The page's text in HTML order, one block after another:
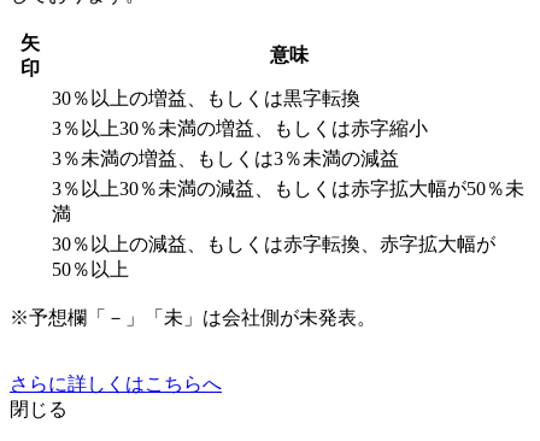
矢
印
意味
30％以上の増益、もしくは黒字転換
3％以上30％未満の増益、もしくは赤字縮小
3％未満の増益、もしくは3％未満の減益
3％以上30％未満の減益、もしくは赤字拡大幅が50％未
満
30％以上の減益、もしくは赤字転換、赤字拡大幅が
50％以上
※予想欄「－」「未」は会社側が未発表。
さらに詳しくはこちらへ
閉じる